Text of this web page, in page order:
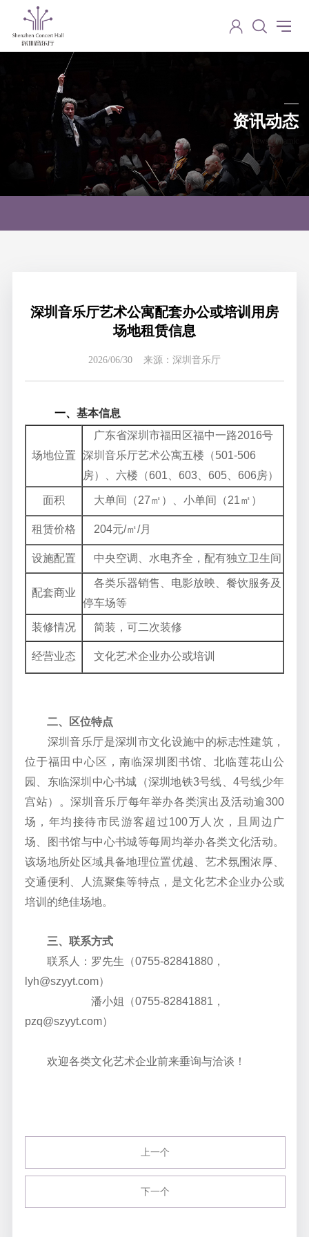
资讯动态
News dynamic
深圳音乐厅艺术公寓配套办公或培训用房
场地租赁信息
2026/06/30 来源：深圳音乐厅
一、 基本信息
场地位置
广东省深圳市福田区福中一路2016号
深圳音乐厅艺术公寓五楼（501-506
房）、六楼（601、603、605、606房）
面积 大单间（27㎡）、小单间（21㎡）
租赁价格 204元/㎡/月
设施配置 中央空调、水电齐全，配有独立卫生间
配套商业
各类乐器销售、电影放映、餐饮服务及
停车场等
装修情况 简装，可二次装修
经营业态 文化艺术企业办公或培训
二、区位特点
深圳音乐厅是深圳市文化设施中的标志性建筑，
位于福田中心区，南临深圳图书馆、北临莲花山公
园、东临深圳中心书城（深圳地铁3号线、4号线少年
宫站）。深圳音乐厅每年举办各类演出及活动逾300
场，年均接待市民游客超过100万人次，且周边广
场、图书馆与中心书城等每周均举办各类文化活动。
该场地所处区域具备地理位置优越、艺术氛围浓厚、
交通便利、人流聚集等特点，是文化艺术企业办公或
培训的绝佳场地。
三、联系方式
联系人：罗先生（0755-82841880，
lyh@szyyt.com）
潘小姐（0755-82841881，
pzq@szyyt.com）
欢迎各类文化艺术企业前来垂询与洽谈！
上一个
下一个